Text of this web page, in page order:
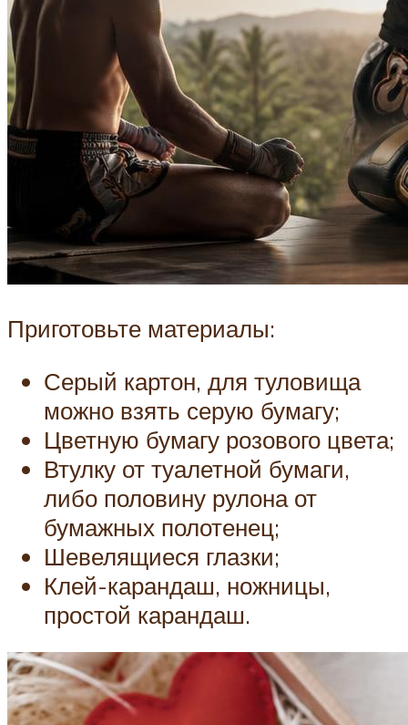
Приготовьте материалы:
Серый картон, для туловища
можно взять серую бумагу;
Цветную бумагу розового цвета;
Втулку от туалетной бумаги,
либо половину рулона от
бумажных полотенец;
Шевелящиеся глазки;
Клей-карандаш, ножницы,
простой карандаш.